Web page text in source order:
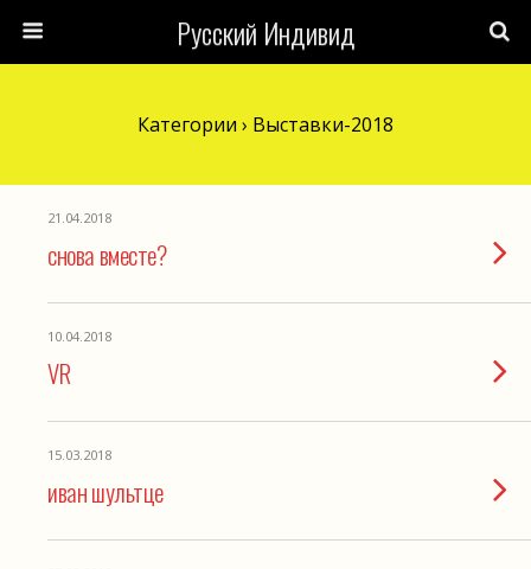
Русский Индивид
Категории › Выставки-2018
21.04.2018
снова вместе?
10.04.2018
VR
15.03.2018
иван шультце